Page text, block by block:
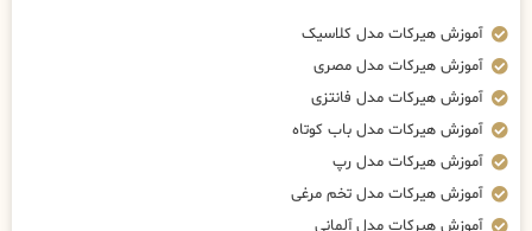
آموزش هیرکات مدل کلاسیک
آموزش هیرکات مدل مصری
آموزش هیرکات مدل فانتزی
آموزش هیرکات مدل باب کوتاه
آموزش هیرکات مدل رپ
آموزش هیرکات مدل تخم مرغی
آموزش هیرکات مدل آلمانی